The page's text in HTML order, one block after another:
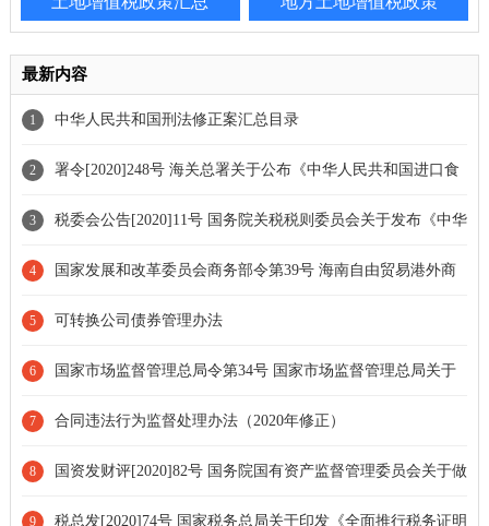
最新内容
1 中华人民共和国刑法修正案汇总目录
2 署令[2020]248号 海关总署关于公布《中华人民共和国进口食
品境外生产企业注册管理规定》的令
3 税委会公告[2020]11号 国务院关税税则委员会关于发布《中华
人民共和国进出口税则（2021）》的公告
4 国家发展和改革委员会商务部令第39号 海南自由贸易港外商
投资准入特别管理措施[负面清单][2020年版]
5 可转换公司债券管理办法
6 国家市场监督管理总局令第34号 国家市场监督管理总局关于
修改和废止部分规章的决定
7 合同违法行为监督处理办法（2020年修正）
8 国资发财评[2020]82号 国务院国有资产监督管理委员会关于做
好2020年度地方企业国有资产统计及报表编制工作的通知
9 税总发[2020]74号 国家税务总局关于印发《全面推行税务证明